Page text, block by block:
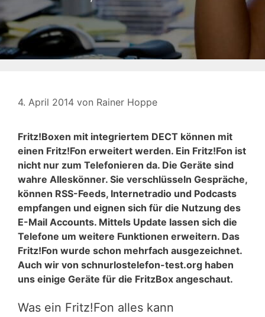
4. April 2014 von Rainer Hoppe
Fritz!Boxen mit integriertem DECT können mit
einen Fritz!Fon erweitert werden. Ein Fritz!Fon ist
nicht nur zum Telefonieren da. Die Geräte sind
wahre Alleskönner. Sie verschlüsseln Gespräche,
können RSS-Feeds, Internetradio und Podcasts
empfangen und eignen sich für die Nutzung des
E-Mail Accounts. Mittels Update lassen sich die
Telefone um weitere Funktionen erweitern. Das
Fritz!Fon wurde schon mehrfach ausgezeichnet.
Auch wir von schnurlostelefon-test.org haben
uns einige Geräte für die FritzBox angeschaut.
Was ein Fritz!Fon alles kann